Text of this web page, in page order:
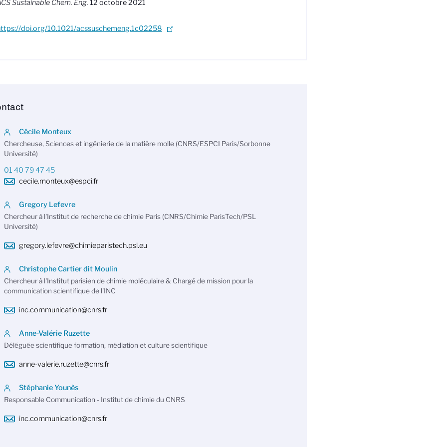
Sustainable Chem. Eng. 12 octobre 2021
doi.org/10.1021/acssuschemeng.1c02258
Cécile Monteux
Chercheuse, Sciences et ingénierie de la matière molle (CNRS/ESPCI Paris/Sorbonne
Université)
01 40 79 47 45
cecile.monteux@espci.fr
Gregory Lefevre
Chercheur à l'Institut de recherche de chimie Paris (CNRS/Chimie ParisTech/PSL
Université)
gregory.lefevre@chimieparistech.psl.eu
Christophe Cartier dit Moulin
Chercheur à l'Institut parisien de chimie moléculaire & Chargé de mission pour la
communication scientifique de l'INC
inc.communication@cnrs.fr
Anne-Valérie Ruzette
Déléguée scientifique formation, médiation et culture scientifique
anne-valerie.ruzette@cnrs.fr
Stéphanie Younès
Responsable Communication - Institut de chimie du CNRS
inc.communication@cnrs.fr